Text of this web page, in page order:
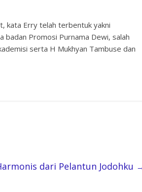
kata Erry telah terbentuk yakni
badan Promosi Purnama Dewi, salah
serta H Mukhyan Tambuse dan
dari Pelantun Jodohku